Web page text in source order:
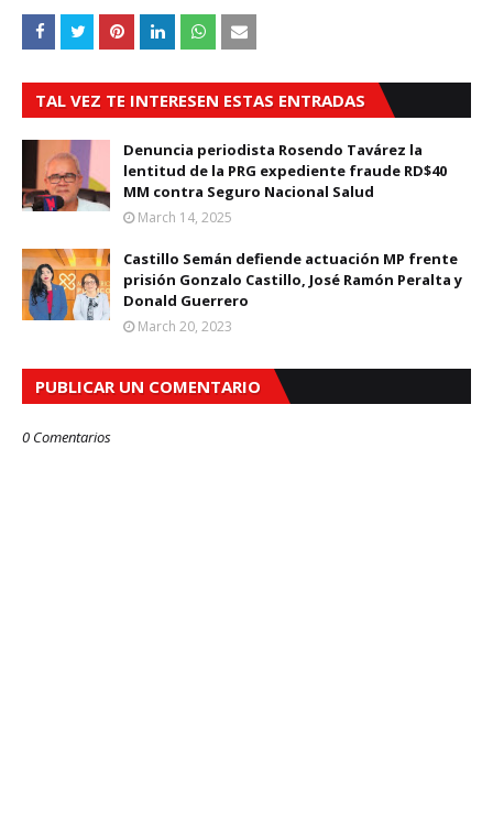
TAL VEZ TE INTERESEN ESTAS ENTRADAS
Denuncia periodista Rosendo Tavárez la
lentitud de la PRG expediente fraude RD$40
MM contra Seguro Nacional Salud
March 14, 2025
Castillo Semán defiende actuación MP frente
prisión Gonzalo Castillo, José Ramón Peralta y
Donald Guerrero
March 20, 2023
PUBLICAR UN COMENTARIO
0 Comentarios